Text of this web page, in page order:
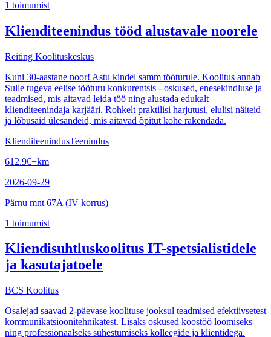
1 toimumist
Klienditeenindus tööd alustavale noorele
Reiting Koolituskeskus
Kuni 30-aastane noor! Astu kindel samm tööturule. Koolitus annab
Sulle tugeva eelise tööturu konkurentsis - oskused, enesekindluse ja
teadmised, mis aitavad leida töö ning alustada edukalt
klienditeenindaja karjääri. Rohkelt praktilisi harjutusi, elulisi näiteid
ja lõbusaid ülesandeid, mis aitavad õpitut kohe rakendada.
KlienditeenindusTeenindus
612.9€+km
2026-09-29
Pärnu mnt 67A (IV korrus)
1 toimumist
Kliendisuhtluskoolitus IT-spetsialistidele
ja kasutajatoele
BCS Koolitus
Osalejad saavad 2-päevase koolituse jooksul teadmised efektiivsetest
kommunikatsioonitehnikatest. Lisaks oskused koostöö loomiseks
ning professionaalseks suhestumiseks kolleegide ja klientidega.